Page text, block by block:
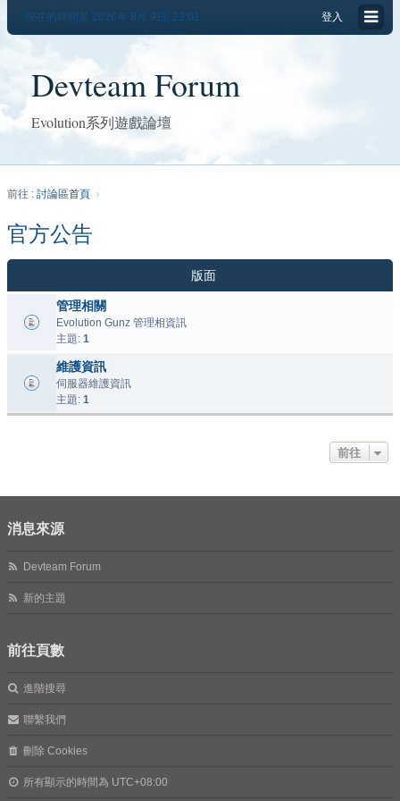
登入
現在的時間是 2026年 8月 9日, 22:01
Devteam Forum
Evolution系列遊戲論壇
前往 : 討論區首頁
官方公告
版面
管理相關
Evolution Gunz 管理相資訊
主題: 1
維護資訊
伺服器維護資訊
主題: 1
前往
消息來源
Devteam Forum
新的主題
前往頁數
進階搜尋
聯繫我們
刪除 Cookies
所有顯示的時間為 UTC+08:00